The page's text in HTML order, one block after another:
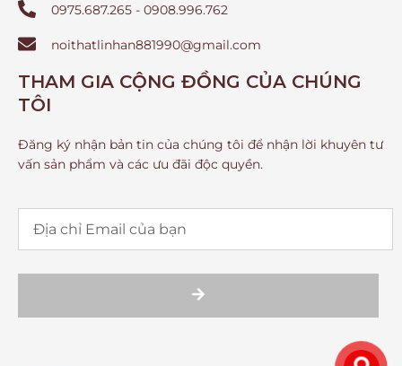
0975.687.265 - 0908.996.762
noithatlinhan881990@gmail.com
THAM GIA CỘNG ĐỒNG CỦA CHÚNG
TÔI
Đăng ký nhận bản tin của chúng tôi để nhận lời khuyên tư
vấn sản phẩm và các ưu đãi độc quyền.